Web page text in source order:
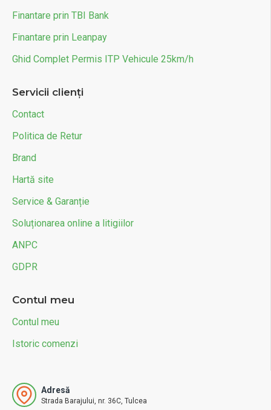
Finantare prin TBI Bank
Finantare prin Leanpay
Ghid Complet Permis ITP Vehicule 25km/h
Servicii clienți
Contact
Politica de Retur
Brand
Hartă site
Service & Garanție
Soluționarea online a litigiilor
ANPC
GDPR
Contul meu
Contul meu
Istoric comenzi
Adresă
Strada Barajului, nr. 36C, Tulcea